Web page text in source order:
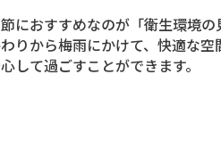
におすすめなのが「衛生環境の
りから梅雨にかけて、快適な
して過ごすことができます。